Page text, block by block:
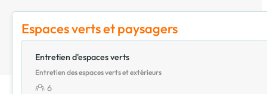
Espaces verts et paysagers
Entretien d'espaces verts
Entretien des espaces verts et extérieurs
6